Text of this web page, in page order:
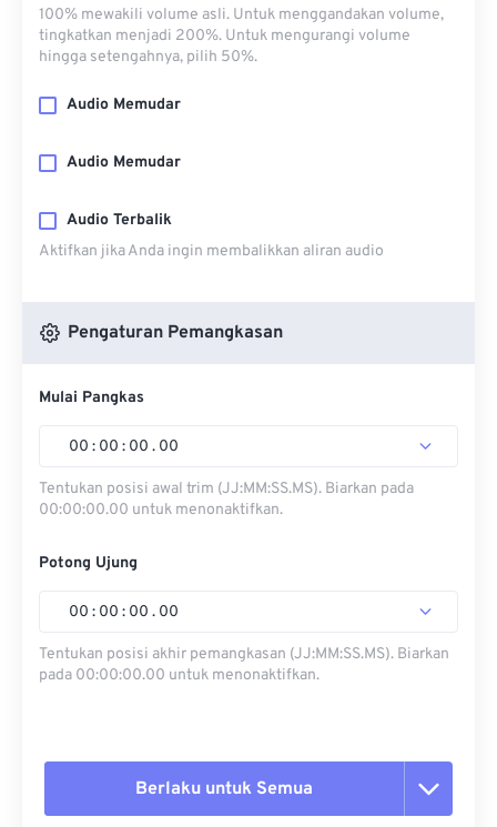
100% mewakili volume asli. Untuk menggandakan volume,
tingkatkan menjadi 200%. Untuk mengurangi volume
hingga setengahnya, pilih 50%.
Audio Memudar
Audio Memudar
Audio Terbalik
Aktifkan jika Anda ingin membalikkan aliran audio
Pengaturan Pemangkasan
Mulai Pangkas
00 : 00 : 00 . 00
Tentukan posisi awal trim (JJ:MM:SS.MS). Biarkan pada
00:00:00.00 untuk menonaktifkan.
Potong Ujung
00 : 00 : 00 . 00
Tentukan posisi akhir pemangkasan (JJ:MM:SS.MS). Biarkan
pada 00:00:00.00 untuk menonaktifkan.
Berlaku untuk Semua